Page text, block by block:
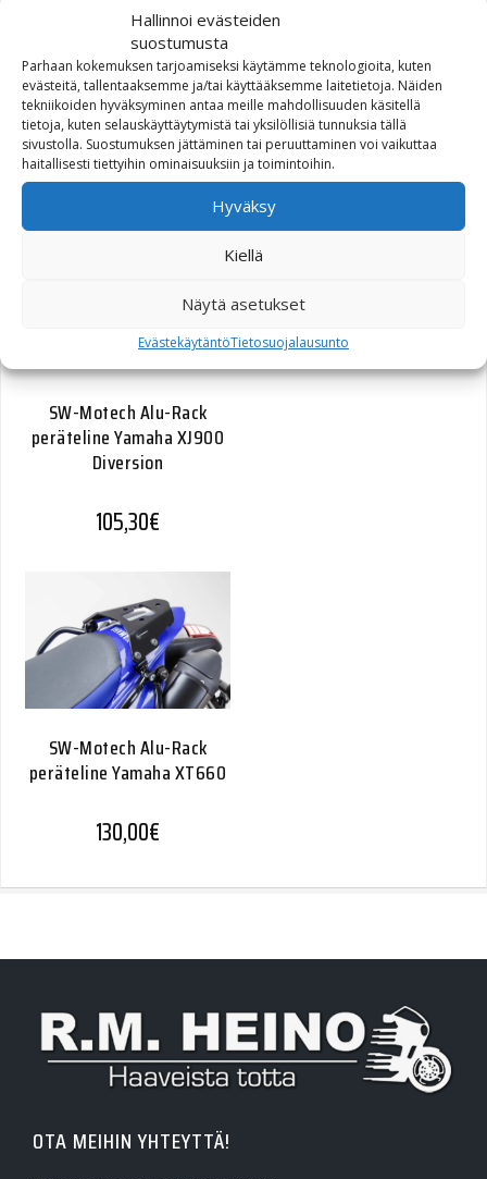
Hallinnoi evästeiden
suostumusta
Parhaan kokemuksen tarjoamiseksi käytämme teknologioita, kuten
evästeitä, tallentaaksemme ja/tai käyttääksemme laitetietoja. Näiden
tekniikoiden hyväksyminen antaa meille mahdollisuuden käsitellä
tietoja, kuten selauskäyttäytymistä tai yksilöllisiä tunnuksia tällä
sivustolla. Suostumuksen jättäminen tai peruuttaminen voi vaikuttaa
haitallisesti tiettyihin ominaisuuksiin ja toimintoihin.
Hyväksy
Kiellä
Näytä asetukset
EvästekäytäntöTietosuojalausunto
SW-Motech Alu-Rack
peräteline Suzuki SV650
SW-Motech Alu-Rack
peräteline Yamaha XJ900
Diversion
105,30€
SW-Motech Alu-Rack
peräteline Yamaha XT660
130,00€
OTA MEIHIN YHTEYTTÄ!